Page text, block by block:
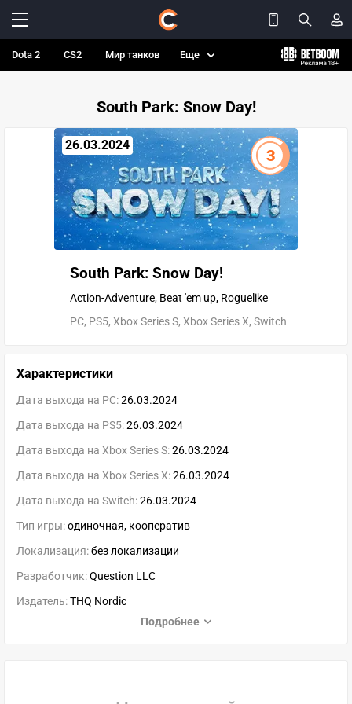
Dota 2 CS2 Мир танков Еще
South Park: Snow Day!
26.03.2024
3
South Park: Snow Day!
Action-Adventure, Beat 'em up, Roguelike
PC, PS5, Xbox Series S, Xbox Series X, Switch
Характеристики
Дата выхода на PC:26.03.2024
Дата выхода на PS5:26.03.2024
Дата выхода на Xbox Series S:26.03.2024
Дата выхода на Xbox Series X:26.03.2024
Дата выхода на Switch:26.03.2024
Тип игры:одиночная, кооператив
Локализация:без локализации
Разработчик:Question LLC
Издатель:THQ Nordic
Подробнее